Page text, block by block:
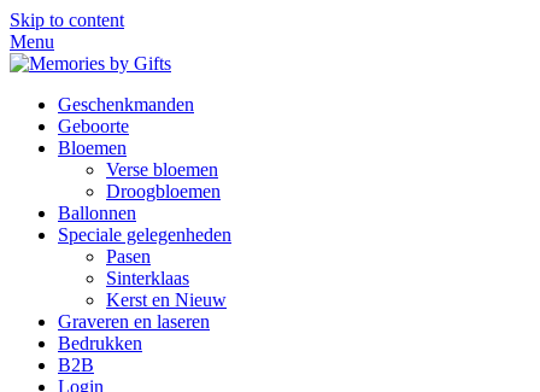
Skip to content
Menu
Geschenkmanden
Geboorte
Bloemen
Verse bloemen
Droogbloemen
Ballonnen
Speciale gelegenheden
Pasen
Sinterklaas
Kerst en Nieuw
Graveren en laseren
Bedrukken
B2B
Login